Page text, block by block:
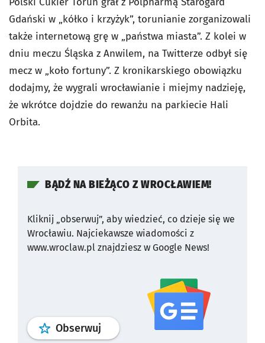
Gdański w „kółko i krzyżyk”, torunianie zorganizowali
także internetową grę w „państwa miasta”. Z kolei w
dniu meczu Śląska z Anwilem, na Twitterze odbył się
mecz w „koło fortuny”. Z kronikarskiego obowiązku
dodajmy, że wygrali wrocławianie i miejmy nadzieję,
że wkrótce dojdzie do rewanżu na parkiecie Hali
Orbita.
BĄDŹ NA BIEŻĄCO Z WROCŁAWIEM!
Kliknij „obserwuj”, aby wiedzieć, co dzieje się we
Wrocławiu. Najciekawsze wiadomości z
www.wroclaw.pl znajdziesz w Google News!
Obserwuj profil google newsserwisu